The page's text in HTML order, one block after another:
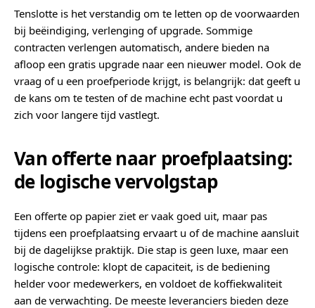
Tenslotte is het verstandig om te letten op de voorwaarden
bij beëindiging, verlenging of upgrade. Sommige
contracten verlengen automatisch, andere bieden na
afloop een gratis upgrade naar een nieuwer model. Ook de
vraag of u een proefperiode krijgt, is belangrijk: dat geeft u
de kans om te testen of de machine echt past voordat u
zich voor langere tijd vastlegt.
Van offerte naar proefplaatsing:
de logische vervolgstap
Een offerte op papier ziet er vaak goed uit, maar pas
tijdens een proefplaatsing ervaart u of de machine aansluit
bij de dagelijkse praktijk. Die stap is geen luxe, maar een
logische controle: klopt de capaciteit, is de bediening
helder voor medewerkers, en voldoet de koffiekwaliteit
aan de verwachting. De meeste leveranciers bieden deze